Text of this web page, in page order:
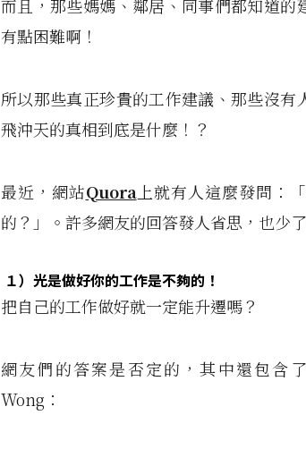
而且，那些媽媽、鄰居、同事們都知道
有點困難啊！
所以那些真正珍貴的工作建議、那些沒
飛沖天的真相到底是什麼！？
最近，網站Quora上就有人這麼發問：
的？」。許多網友的回答發人省思，也少
１）光是做好你的工作是不夠的！
把自己的工作做好就一定能升遷嗎？
網友們的答案是否定的，其中還包含
Wong：